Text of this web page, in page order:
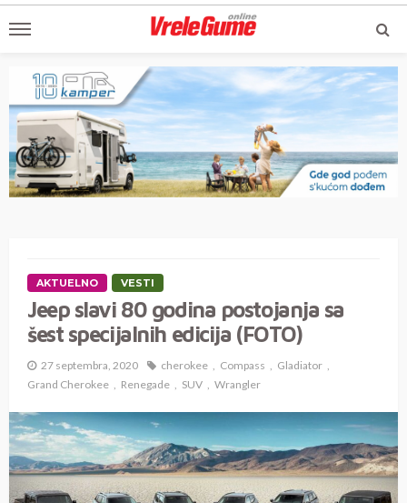
AKTUELNO VESTI
Jeep slavi 80 godina postojanja sa
šest specijalnih edicija (FOTO)
27 septembra, 2020 cherokee Compass
Gladiator
Grand Cherokee
Renegade SUV Wrangler